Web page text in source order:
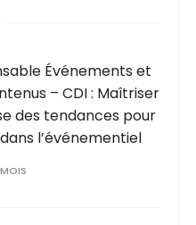
Événements et
– CDI : Maîtriser
des tendances pour
l’événementiel